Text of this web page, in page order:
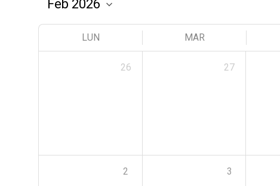
LUN MAR
26 27
2 3